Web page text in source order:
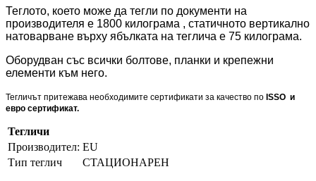
Теглото, което може да тегли по документи на
производителя е 1800 килограма , статичното вертикално
натоварване върху ябълката на теглича е 75 килограма.
Оборудван със всички болтове, планки и крепежни
елементи към него.
Тегличът притежава необходимите сертификати за качество по ISSO и
евро сертификат.
Тегличи
Производител: EU
Тип теглич
СТАЦИОНАРЕН